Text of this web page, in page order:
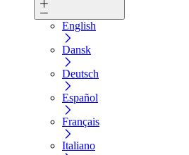
English
Dansk
Deutsch
Español
Français
Italiano